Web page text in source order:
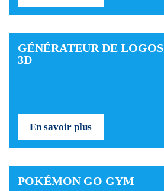
GÉNÉRATEUR DE LOGOS
3D
En savoir plus
POKÉMON GO GYM